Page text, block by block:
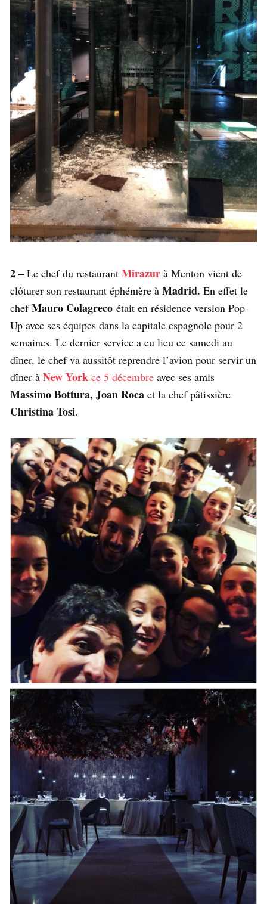
2 – Le chef du restaurant Mirazur à Menton vient de
clôturer son restaurant éphémère à Madrid. En effet le
chefMauro Colagreco était en résidence version Pop-
Up avec ses équipes dans la capitale espagnole pour 2
semaines. Le dernier service a eu lieu ce samedi au
dîner, le chef va aussitôt reprendre l’avion pour servir un
dîner à New York ce 5 décembre avec ses amis
Massimo Bottura, Joan Roca et la chef pâtissière
Christina Tosi.